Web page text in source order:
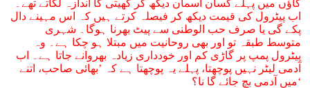
گاؤں میں پہلے کسان آسمان دیکھ کر کھیتی کا اندازہ لگاتے تھے۔
اب پیٹرول کی قیمت دیکھ کر فیصلہ کرتے ہیں کہ اس مہینے دال
پکے گی یا صرف حب الوطنی سے پیٹ بھرنا ہوگا۔ شہری
متوسط طبقہ تو اور بھی روحانیت میں مبتلا ہو چکا ہے۔ وہ
پیٹرول پمپ پر گاڑی کم اور خودداری زیادہ بھروانے جاتا ہے۔ اب
آدمی لیٹر نہیں پوچھتا، پہلے یہ پوچھتا ہے کہ ’بھائی صاحب، اتنے
میں آدمی بچ جائے گا نا؟‘